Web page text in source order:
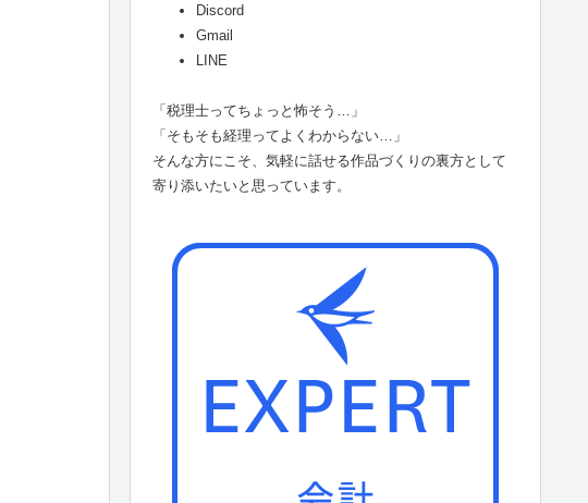
Discord
Gmail
LINE
「税理士ってちょっと怖そう…」
「そもそも経理ってよくわからない…」
そんな方にこそ、気軽に話せる作品づくりの裏方として
寄り添いたいと思っています。